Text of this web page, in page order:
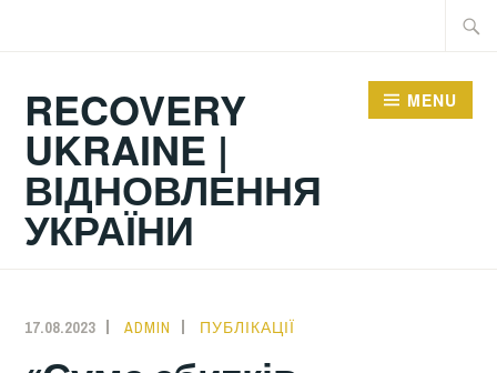
RECOVERY
UKRAINE |
ВІДНОВЛЕННЯ
УКРАЇНИ
MENU
17.08.2023 ADMIN ПУБЛІКАЦІЇ